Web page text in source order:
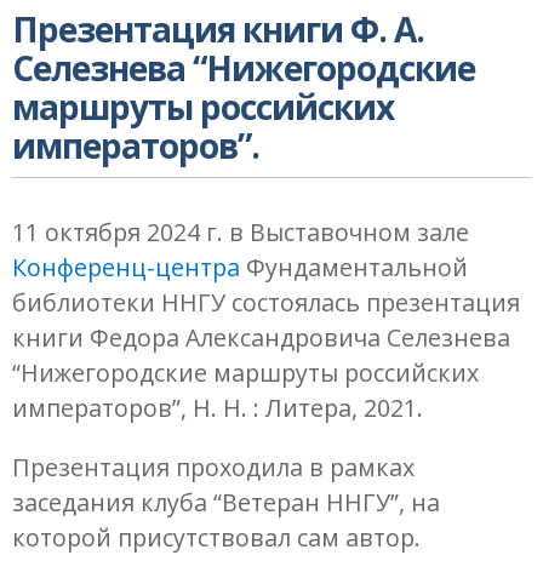
Презентация книги Ф. А.
Селезнева “Нижегородские
маршруты российских
императоров”.
11 октября 2024 г. в Выставочном зале
Конференц-центра Фундаментальной
библиотеки ННГУ состоялась презентация
книги Федора Александровича Селезнева
“Нижегородские маршруты российских
императоров”, Н. Н. : Литера, 2021.
Презентация проходила в рамках
заседания клуба “Ветеран ННГУ”, на
которой присутствовал сам автор.